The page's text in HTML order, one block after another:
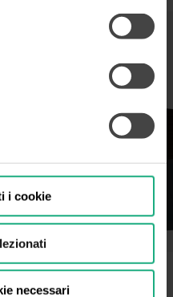
in
i cookie
necessari